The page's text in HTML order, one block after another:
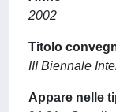
2002
Titolo
III Biennale
Appare nelle